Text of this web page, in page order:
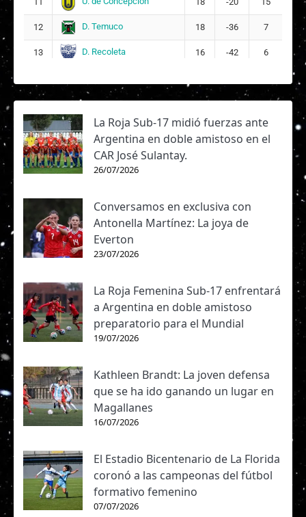
12 D. Temuco 18 -36 7
13 D. Recoleta 16 -42 6
La Roja Sub-17 midió fuerzas ante
Argentina en doble amistoso en el
CAR José Sulantay.
26/07/2026
Conversamos en exclusiva con
Antonella Martínez: La joya de
Everton
23/07/2026
La Roja Femenina Sub-17 enfrentará
a Argentina en doble amistoso
preparatorio para el Mundial
19/07/2026
Kathleen Brandt: La joven defensa
que se ha ido ganando un lugar en
Magallanes
16/07/2026
El Estadio Bicentenario de La Florida
coronó a las campeonas del fútbol
formativo femenino
07/07/2026